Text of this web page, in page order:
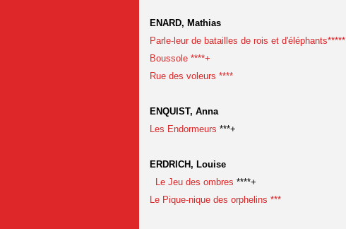
ENARD, Mathias
Parle-leur de batailles de rois et d'éléphants*****
Boussole ****+
Rue des voleurs ****
ENQUIST, Anna
Les Endormeurs ***+
ERDRICH, Louise
Le Jeu des ombres ****+
Le Pique-nique des orphelins ***